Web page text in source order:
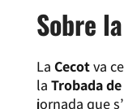
Sobre
La Cecotva
la Trobada
jornada que